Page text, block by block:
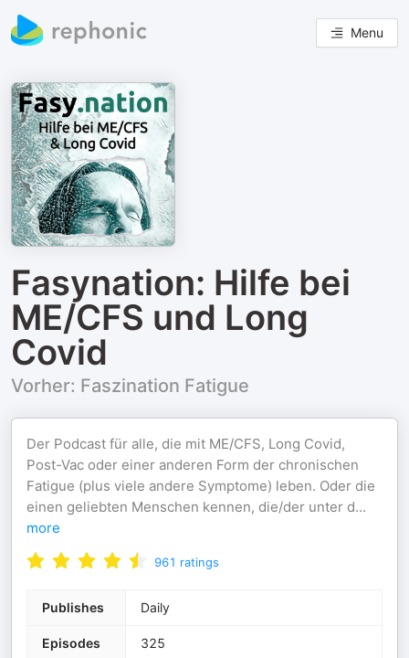
Menu
Fasynation: Hilfe bei
ME/CFS und Long
Covid
Vorher: Faszination Fatigue
Der Podcast für alle, die mit ME/CFS, Long Covid,
Post-Vac oder einer anderen Form der chronischen
Fatigue (plus viele andere Symptome) leben. Oder die
einen geliebten Menschen kennen, die/der unter d...
more
961 ratings
Publishes Daily
Episodes 325